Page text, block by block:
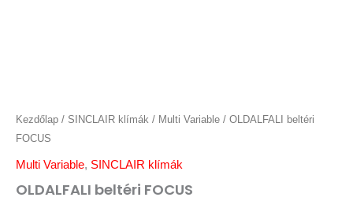
Kezdőlap / SINCLAIR klímák / Multi Variable / OLDALFALI beltéri
FOCUS
Multi Variable, SINCLAIR klímák
OLDALFALI beltéri FOCUS